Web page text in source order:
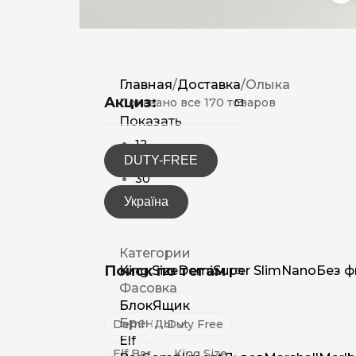
Акциз:
DUTY-FREE
Україна
Поиск по тегам
Demi Duty Free
Главная/Доставка/Олыка
Показано все 170 товаров
Показать
12
15
30
Категории
King SizeDemiSuper SlimNanoБез
Фасовка
БлокЯщик
Бренды
Elf